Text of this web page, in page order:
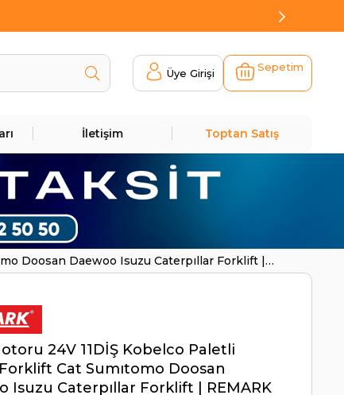
Üye Girişi Sepetim
İletişim Toptan Satış
Doosan Daewoo Isuzu Caterpıllar Forklift |
24V 11DİŞ Kobelco Paletli
Cat Sumıtomo Doosan
Isuzu Caterpıllar Forklift | REMARK